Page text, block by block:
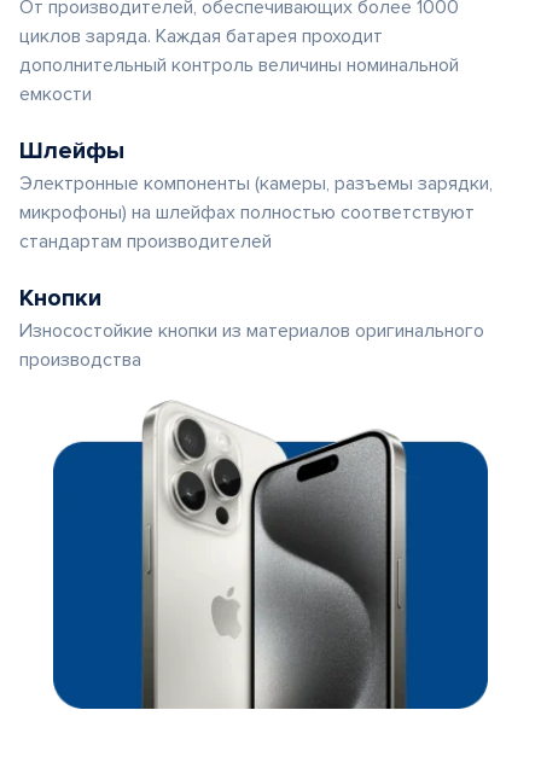
От производителей, обеспечивающих более 1000
циклов заряда. Каждая батарея проходит
дополнительный контроль величины номинальной
емкости
Шлейфы
Электронные компоненты (камеры, разъемы зарядки,
микрофоны) на шлейфах полностью соответствуют
стандартам производителей
Кнопки
Износостойкие кнопки из материалов оригинального
производства